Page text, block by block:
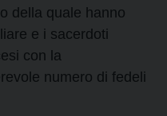
della quale hanno
e i sacerdoti
con la
numero di fedeli